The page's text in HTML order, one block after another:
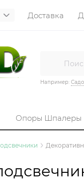
Доставка
Например:
Опоры Шпалеры